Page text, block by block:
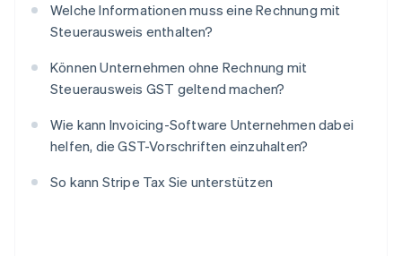
Welche Informationen muss eine Rechnung mit
Steuerausweis enthalten?
Können Unternehmen ohne Rechnung mit
Steuerausweis GST geltend machen?
Wie kann Invoicing-Software Unternehmen dabei
helfen, die GST-Vorschriften einzuhalten?
So kann Stripe Tax Sie unterstützen